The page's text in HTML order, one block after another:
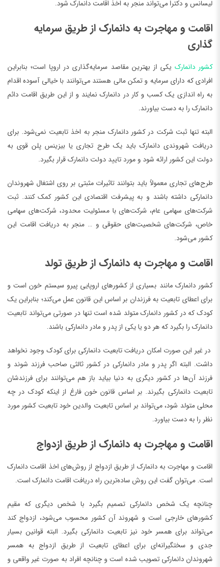
لیسانس و دکترا می‌تواند منجر به اخذ اقامت دانمارک شود.
اقامت و مهاجرت به دانمارک از طریق سرمایه
گذاری
کشور دانمارک یکی از بهترین مقاصد سرمایه‌گذاری در اروپا است؛ بنابراین
افرادی که دارای سرمایه و تمکن مالی هستند می‌توانند با خیالی آسوده اقدام
به راه اندازی یک کسب و کار در دانمارک نمایند و از این طریق اقامت دائم
دانمارک را به دست بیاورند.
البته تنها ثبت شرکت در کشور دانمارک منجر به اخذ تابعیت نمی‌شود. برای
دریافت شهروندی دانمارک باید یک طرح تجاری یا بیزینس پلن قوی به
دولت این کشور ارائه شود و مورد تایید دولت دانمارک قرار بگیرد.
طرح‌های تجاری معمولاً باید بتوانند تاثیرات مثبتی بر روی اشتغال شهروندان
دانمارکی داشته باشند و به پیشرفت اقتصادی این کشور کمک کنند. ثبت
شرکت‌های سهامی عام، شرکت‌های با مسئولیت محدود، شرکت‌های سهامی
خاص، شرکت‌های شخصیت‌های حقوقی و … منجر به دریافت اقامت این
کشور می‌شود.
اقامت و مهاجرت به دانمارک از طریق تولد
کشور دانمارک مانند بسیاری از کشورهای اروپایی پیرو سیستم خون است و
برای اعطای تابعیت به فرزندان بر اساس این قانون عمل می‌کند؛ بنابراین یک
کودک که در کشور دانمارک متولد شده است تنها در صورتی می‌تواند تابعیت
دانمارک را بگیرد که هر دو یا یکی از پدر و مادر دانمارکی باشند.
در غیر این صورت امکان دریافت تابعیت دانمارکی برای کودک وجود نخواهد
داشت. البته اگر پدر و مادر دانمارکی در کشور ثالثی صاحب فرزند شوند و
فرزند آن‌ها در کشور دیگری به دنیا بیاید باز هم می‌توانند برای فرزندشان
تابعیت دانمارکی بگیرند. بر اساس قانون خون فارغ از اینکه کودک در چه
محلی متولد شود، می‌تواند بر اساس تابعیت والدین خود تابعیت کشور مورد
نظر را به دست بیاورد.
اقامت و مهاجرت به دانمارک از طریق ازدواج
اقامت و مهاجرت به دانمارک از طریق ازدواج از روش‌های اخذ اقامت دانمارک
است. می‌توان گفت این روش ساده‌ترین راه دریافت اقامت دانمارک است.
چنانچه یک شخص دانمارکی تصمیم بگیرد با شخص دیگری که مقیم
کشورهای خارجی است و شهروند آن کشور محسوب می‌شود، ازدواج کند
می‌تواند برای همسر خود نیز تابعیت دانمارکی بگیرد. البته قوانین بسیار
جدی و سختگیرانه‌ای برای اعطای تابعیت از طریق ازدواج به همسر
شهروندان دانمارکی تصویب شده است و چنانچه افراد به صورت غیر واقعی و